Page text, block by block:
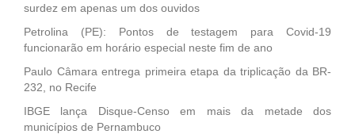
surdez em apenas um dos ouvidos
Petrolina (PE): Pontos de testagem para Covid-19
funcionarão em horário especial neste fim de ano
Paulo Câmara entrega primeira etapa da triplicação da BR-
232, no Recife
IBGE lança Disque-Censo em mais da metade dos
municípios de Pernambuco